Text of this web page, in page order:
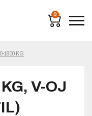
0
1800 KG
V-OJ